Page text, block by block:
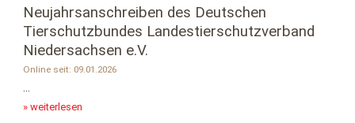
Neujahrsanschreiben des Deutschen
Tierschutzbundes Landestierschutzverband
Niedersachsen e.V.
Online seit: 09.01.2026
...
» weiterlesen